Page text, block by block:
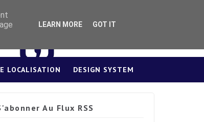
LOCALISATION DESIGN SYSTEM
Au Flux RSS
LEARN MORE GOT IT